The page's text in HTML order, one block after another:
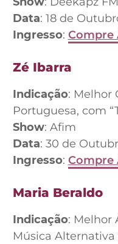
Data: 18 de
Ingresso: Compre
Zé Ibarra
Indicação: Melhor
Portuguesa, com
Show: Afim
Data: 30 de
Ingresso: Compre
Maria Beraldo
Indicação: Melhor
Música